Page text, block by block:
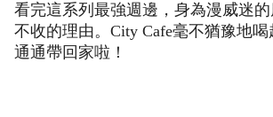
看完這系列最強週邊，身為漫威迷
不收的理由。City Cafe毫不猶豫地
通通帶回家啦！